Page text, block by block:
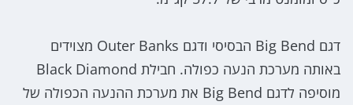
דגם Big Bend הבסיסי ודגם Outer Banks מצוידים
באותה מערכת הנעה כפולה. חבילת Black Diamond
מוסיפה לדגם Big Bend את מערכת ההנעה הכפולה של